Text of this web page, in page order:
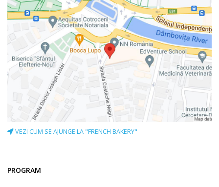
VEZI CUM SE AJUNGE LA "FRENCH BAKERY"
PROGRAM